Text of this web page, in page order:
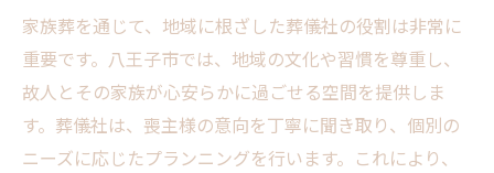
家族葬を通じて、地域に根ざした葬儀社の役割は非常に
重要です。八王子市では、地域の文化や習慣を尊重し、
故人とその家族が心安らかに過ごせる空間を提供しま
す。葬儀社は、喪主様の意向を丁寧に聞き取り、個別の
ニーズに応じたプランニングを行います。これにより、